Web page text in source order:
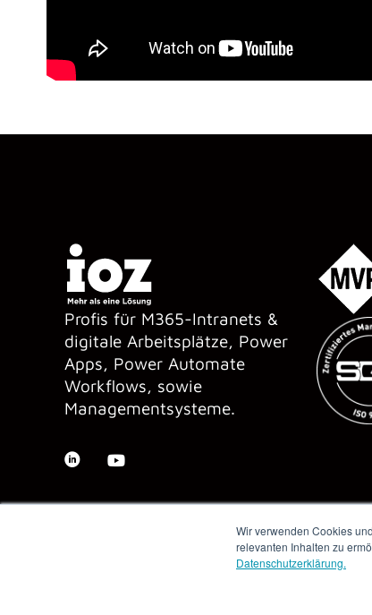
Wir verwenden Cookies
relevanten Inhalten zu
Datenschutzerklärung.
Profis für M365-Intranets &
digitale Arbeitsplätze, Power
Apps, Power Automate
Workflows, sowie
Managementsysteme.
Impressum·Datenschutz·